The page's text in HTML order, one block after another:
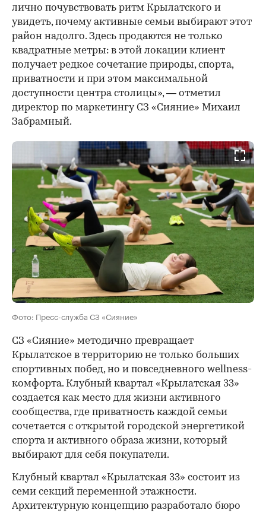
лично почувствовать ритм Крылатского и
увидеть, почему активные семьи выбирают этот
район надолго. Здесь продаются не только
квадратные метры: в этой локации клиент
получает редкое сочетание природы, спорта,
приватности и при этом максимальной
доступности центра столицы», — отметил
директор по маркетингу СЗ «Сияние» Михаил
Забрамный.
Фото: Пресс-служба СЗ «Сияние»
СЗ «Сияние» методично превращает
Крылатское в территорию не только больших
спортивных побед, но и повседневного wellness-
комфорта. Клубный квартал «Крылатская 33»
создается как место для жизни активного
сообщества, где приватность каждой семьи
сочетается с открытой городской энергетикой
спорта и активного образа жизни, который
выбирают для себя покупатели.
Клубный квартал «Крылатская 33» состоит из
семи секций переменной этажности.
Архитектурную концепцию разработало бюро